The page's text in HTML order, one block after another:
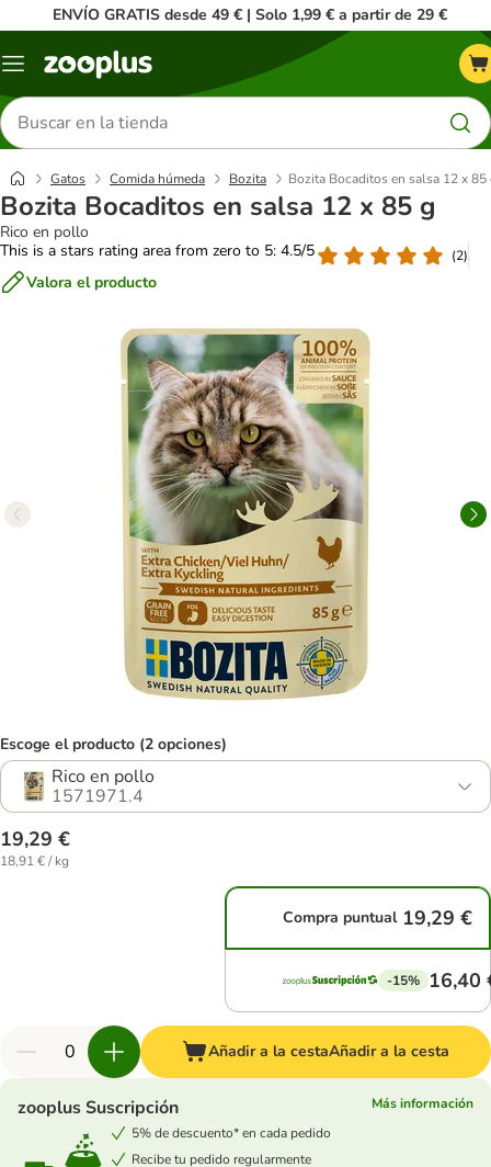
ENVÍO GRATIS desde 49 € | Solo 1,99 € a partir de 29 €
Menú
Buscar
productos
Gatos Comida húmeda Bozita Bozita Bocaditos en salsa 12 x 85
Bozita Bocaditos en salsa 12 x 85 g
Rico en pollo
This is a stars rating area from zero to 5: 4.5/5
(2)
Valora el producto
Escoge el producto (2 opciones)
Rico en pollo
1571971.4
19,29 €
18,91 € / kg
Compra puntual 19,29 €
-15% 16,40
Añadir a la cestaAñadir a la cesta
zooplus Suscripción
Más información
5% de descuento* en cada pedido
Recibe tu pedido regularmente